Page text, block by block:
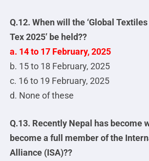
Q.12. When will the ‘Global
Tex 2025’ be held??
a. 14 to 17 February, 2025
b. 15 to 18 February, 2025
c. 16 to 19 February, 2025
d. None of these
Q.13. Recently Nepal has become
become a full member of the
Alliance (ISA)??